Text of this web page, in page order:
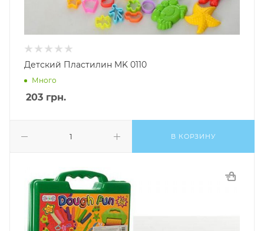
Детский Пластилин MK 0110
Много
203 грн.
В КОРЗИНУ